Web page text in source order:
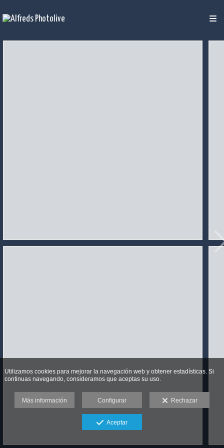
Utilizamos cookies para mejorar la navegación web y obtener estadísticas. Si
continuas navegando, consideramos que aceptas su uso.
Más información Configurar Rechazar
Aceptar